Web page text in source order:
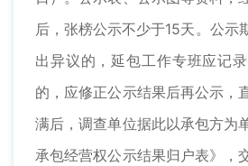
后，张榜公示不少于15天。公示
出异议的，延包工作专班应记
的，应修正公示结果后再公示，
满后，调查单位据此以承包方为
承包经营权公示结果归户表》，